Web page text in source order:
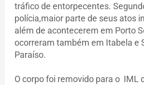
tráfico de entorpecentes.
polícia,maior parte de seus atos
além de acontecerem em Porto
ocorreram também em Itabela e
Paraíso.
O corpo foi removido para o IML